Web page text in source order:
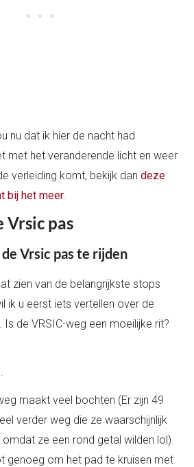
nu dat ik hier de nacht had
met het veranderende licht en weer
verleiding komt, bekijk dandeze
bij het meer.
Vrsic pas
Vrsic pas te rijden
zien van de belangrijkste stops
ik u eerst iets vertellen over de
de VRSIC-weg een moeilijke rit?
maakt veel bochten (Er zijn 49
verder weg die ze waarschijnlijk
ze een rond getal wilden lol).
genoeg om het pad te kruisen met